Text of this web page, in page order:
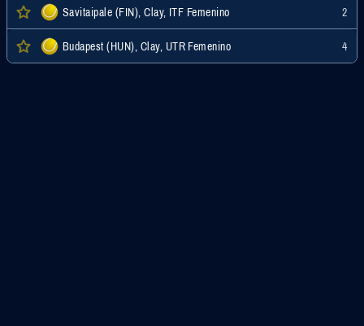
Savitaipale (FIN), Clay, ITF Femenino 2
Budapest (HUN), Clay, UTR Femenino 4